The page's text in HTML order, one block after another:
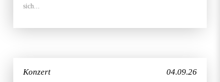
sich...
04.09.26
Konzert